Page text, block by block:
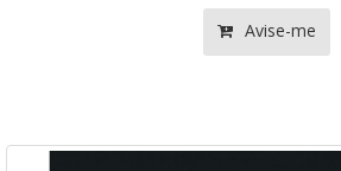
Avise-me